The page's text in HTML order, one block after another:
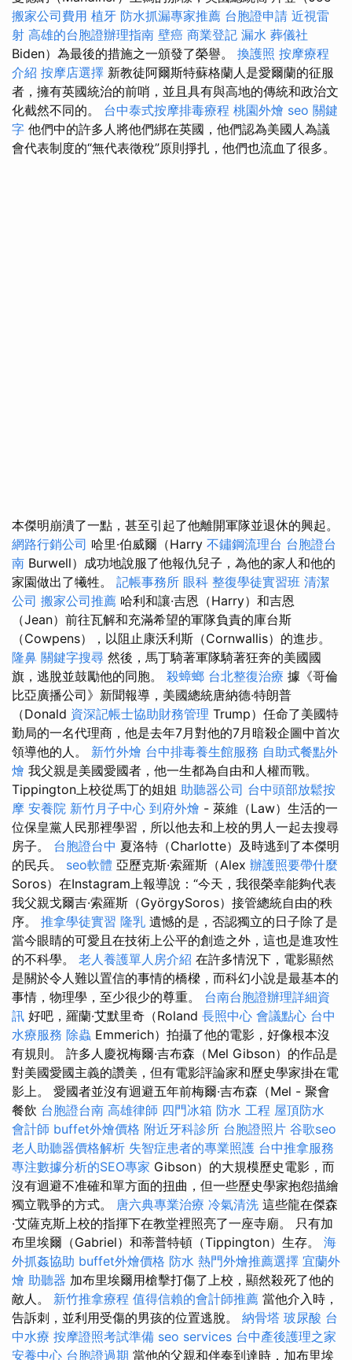
搬家公司費用 植牙 防水抓漏專家推薦 台胞證申請 近視雷
射 高雄的台胞證辦理指南 壁癌 商業登記 漏水 葬儀社
Biden）為最後的措施之一頒發了榮譽。 換護照 按摩療程
介紹 按摩店選擇 新教徒阿爾斯特蘇格蘭人是愛爾蘭的征服
者，擁有英國統治的前哨，並且具有與高地的傳統和政治文
化截然不同的。 台中泰式按摩排毒療程 桃園外燴 seo 關鍵
字 他們中的許多人將他們綁在英國，他們認為美國人為議
會代表制度的“無代表徵稅”原則掙扎，他們也流血了很多。
本傑明崩潰了一點，甚至引起了他離開軍隊並退休的興起。
網路行銷公司 哈里·伯威爾（Harry 不鏽鋼流理台 台胞證台
南 Burwell）成功地說服了他報仇兒子，為他的家人和他的
家園做出了犧牲。 記帳事務所 眼科 整復學徒實習班 清潔
公司 搬家公司推薦 哈利和讓·吉恩（Harry）和吉恩
（Jean）前往瓦解和充滿希望的軍隊負責的庫台斯
（Cowpens），以阻止康沃利斯（Cornwallis）的進步。
隆鼻 關鍵字搜尋 然後，馬丁騎著軍隊騎著狂奔的美國國
旗，逃脫並鼓勵他的同胞。 殺蟑螂 台北整復治療 據《哥倫
比亞廣播公司》新聞報導，美國總統唐納德·特朗普
（Donald 資深記帳士協助財務管理 Trump）任命了美國特
勤局的一名代理商，他是去年7月對他的7月暗殺企圖中首次
領導他的人。 新竹外燴 台中排毒養生館服務 自助式餐點外
燴 我父親是美國愛國者，他一生都為自由和人權而戰。
Tippington上校從馬丁的姐姐 助聽器公司 台中頭部放鬆按
摩 安養院 新竹月子中心 到府外燴 - 萊維（Law）生活的一
位保皇黨人民那裡學習，所以他去和上校的男人一起去搜尋
房子。 台胞證台中 夏洛特（Charlotte）及時逃到了本傑明
的民兵。 seo軟體 亞歷克斯·索羅斯（Alex 辦護照要帶什麼
Soros）在Instagram上報導說：“今天，我很榮幸能夠代表
我父親戈爾吉·索羅斯（GyörgySoros）接管總統自由的秩
序。 推拿學徒實習 隆乳 遺憾的是，否認獨立的日子除了是
當今眼睛的可愛且在技術上公平的創造之外，這也是進攻性
的不科學。 老人養護單人房介紹 在許多情況下，電影顯然
是關於令人難以置信的事情的橋樑，而科幻小說是最基本的
事情，物理學，至少很少的尊重。 台南台胞證辦理詳細資
訊 好吧，羅蘭·艾默里奇（Roland 長照中心 會議點心 台中
水療服務 除蟲 Emmerich）拍攝了他的電影，好像根本沒
有規則。 許多人慶祝梅爾·吉布森（Mel Gibson）的作品是
對美國愛國主義的讚美，但有電影評論家和歷史學家掛在電
影上。 愛國者並沒有迴避五年前梅爾·吉布森（Mel - 聚會
餐飲 台胞證台南 高雄律師 四門冰箱 防水 工程 屋頂防水
會計師 buffet外燴價格 附近牙科診所 台胞證照片 谷歌seo
老人助聽器價格解析 失智症患者的專業照護 台中推拿服務
專注數據分析的SEO專家 Gibson）的大規模歷史電影，而
沒有迴避不准確和單方面的扭曲，但一些歷史學家抱怨描繪
獨立戰爭的方式。 唐六典專業治療 冷氣清洗 這些龍在傑森
·艾薩克斯上校的指揮下在教堂裡照亮了一座寺廟。 只有加
布里埃爾（Gabriel）和蒂普特頓（Tippington）生存。 海
外抓姦協助 buffet外燴價格 防水 熱門外燴推薦選擇 宜蘭外
燴 助聽器 加布里埃爾用槍擊打傷了上校，顯然殺死了他的
敵人。 新竹推拿療程 值得信賴的會計師推薦 當他介入時，
告訴刺，並利用受傷的男孩的位置逃脫。 納骨塔 玻尿酸 台
中水療 按摩證照考試準備 seo services 台中產後護理之家
安養中心 台胞證過期 當他的父親和伴奏到達時，加布里埃